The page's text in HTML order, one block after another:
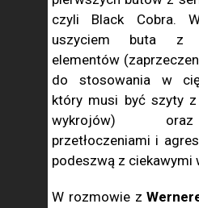
czyli Black Cobra.
uszyciem buta z
elementów
do stosowania w
który musi być szyty
wykrojów)
przetłoczeniami i
podeszwą z ciekawymi
W rozmowie z